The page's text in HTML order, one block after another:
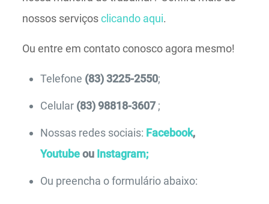
nossos serviçosclicando aqui.
Ou entre em contato conosco agora mesmo!
Telefone (83) 3225-2550;
Celular (83) 98818-3607 ;
Nossas redes sociais: Facebook,
Youtubeou Instagram;
Ou preencha o formulário abaixo: